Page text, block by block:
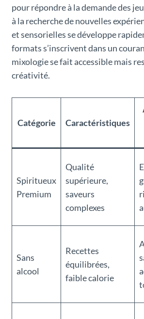
pour répondre à la demande des
à la recherche de nouvelles
et sensorielles se développe
formats s’inscrivent dans un
mixologie se fait accessible mais
créativité.
Catégorie Caractéristiques
Spiritueux
Premium
Qualité
supérieure,
saveurs
complexes
Sans
alcool
Recettes
équilibrées,
faible calorie